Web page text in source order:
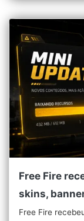
Free Fire
skins,
Free Fire